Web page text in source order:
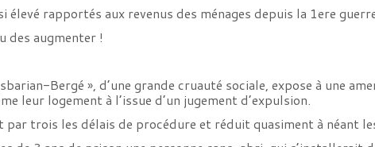
élevé rapportés aux revenus des ménages depuis la 1ere
des augmenter !
Bergé », d’une grande cruauté sociale, expose à une
leur logement à l’issue d’un jugement d’expulsion.
par trois les délais de procédure et réduit quasiment à néant